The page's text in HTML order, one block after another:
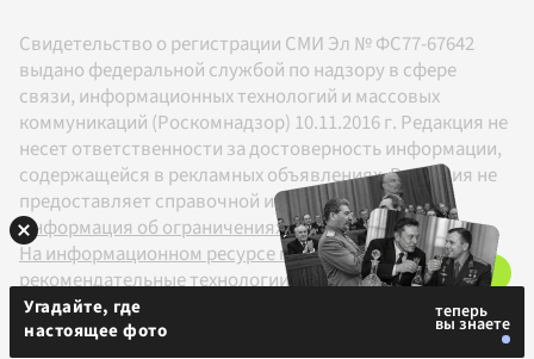
Свидетельство о регистрации СМИ Эл № ФС77-67642
выдано федеральной службой по надзору в сфере
связи, информационных технологий и массовых
коммуникаций (Роскомнадзор) 10.11.2016 г. Редакция не
несет ответственности за достоверность информации,
содержащейся в рекламных объявлениях. Редакция не
предоставляет справочной информации.
Информация об ограничениях
На информационном ресурсе применяются
рекомендательные технологии в соответствии с
Правилами
Угадайте, где
настоящее фото